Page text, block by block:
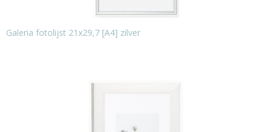
Galeria fotolijst 21x29,7 [A4] zilver